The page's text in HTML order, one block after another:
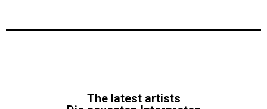
The latest artists